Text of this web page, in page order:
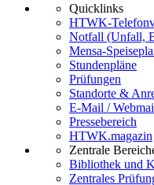
Quicklinks
HTWK-
Notfall (Unfall,
Mensa-
Stundenpläne
Prüfungen
Standorte &
E-Mail /
Pressebereich
HTWK.magazin
Zentrale
Bibliothek und
Zentrales